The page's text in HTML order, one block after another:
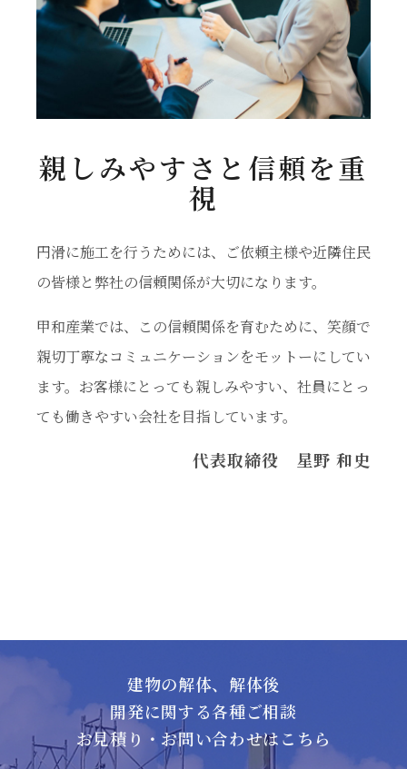
親しみやすさと信頼を重
視
円滑に施工を行うためには、ご依頼主様や近隣住民
の皆様と弊社の信頼関係が大切になります。
甲和産業では、この信頼関係を育むために、笑顔で
親切丁寧なコミュニケーションをモットーにしてい
ます。お客様にとっても親しみやすい、社員にとっ
ても働きやすい会社を目指しています。
代表取締役 星野 和史
建物の解体、解体後
開発に関する各種ご相談
お見積り・お問い合わせはこちら